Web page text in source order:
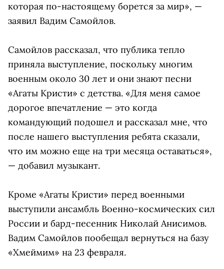
которая по-настоящему борется за мир», —
заявил Вадим Самойлов.
Самойлов рассказал, что публика тепло
приняла выступление, поскольку многим
военным около 30 лет и они знают песни
«Агаты Кристи» с детства. «Для меня самое
дорогое впечатление — это когда
командующий подошел и рассказал мне, что
после нашего выступления ребята сказали,
что им можно еще на три месяца оставаться»,
— добавил музыкант.
Кроме «Агаты Кристи» перед военными
выступили ансамбль Военно-космических сил
России и бард-песенник Николай Анисимов.
Вадим Самойлов пообещал вернуться на базу
«Хмеймим» на 23 февраля.